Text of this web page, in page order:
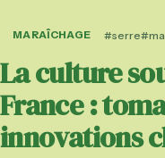
MARAÎCHAGE #serre
La culture
France :
innovations